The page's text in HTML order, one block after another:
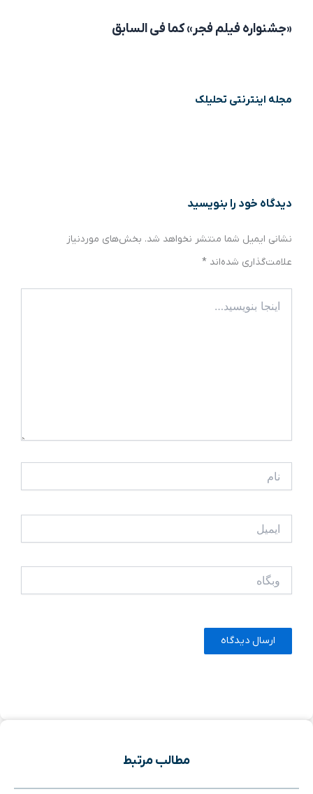
«جشنواره فیلم فجر» کما فی السابق
مجله اینترنتی تحلیلک
دیدگاه‌ خود را بنویسید
نشانی ایمیل شما منتشر نخواهد شد. بخش‌های موردنیاز
علامت‌گذاری شده‌اند *
بنویسید…
مطالب مرتبط